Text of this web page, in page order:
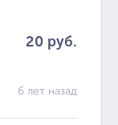
20 руб.
6 лет назад